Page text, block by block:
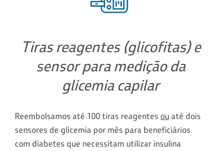
Tiras reagentes (glicofitas) e
sensor para medição da
glicemia capilar
Reembolsamos até 100 tiras reagentes ou até dois
sensores de glicemia por mês para beneficiários
com diabetes que necessitam utilizar insulina